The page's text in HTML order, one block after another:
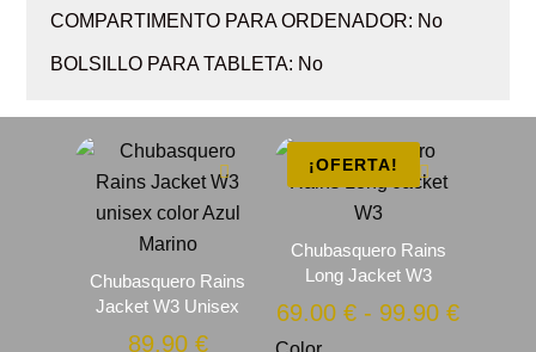
COMPARTIMENTO PARA ORDENADOR: No
BOLSILLO PARA TABLETA: No
Chubasquero Rains
Jacket W3 Unisex
89.90 €
¡OFERTA!
Chubasquero Rains
Long Jacket W3
69.00€ - 99.90€Rango